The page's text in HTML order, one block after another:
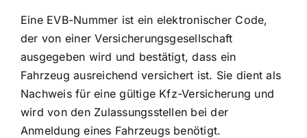
Eine EVB-Nummer ist ein elektronischer Code,
der von einer Versicherungsgesellschaft
ausgegeben wird und bestätigt, dass ein
Fahrzeug ausreichend versichert ist. Sie dient als
Nachweis für eine gültige Kfz-Versicherung und
wird von den Zulassungsstellen bei der
Anmeldung eines Fahrzeugs benötigt.